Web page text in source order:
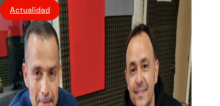
Actualidad
Música
Programas
Podcasts
Destacados
Actualidad